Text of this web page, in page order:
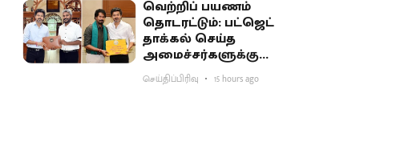
வெற்றிப் பயணம்
தொடரட்டும்: பட்ஜெட்
தாக்கல் செய்த
அமைச்சர்களுக்கு
முதல்வர் விஜய் பாராட்டு
செய்திப்பிரிவு 15 hours ago